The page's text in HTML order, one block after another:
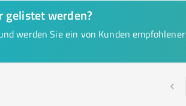
gelistet werden?
werden Sie ein von Kunden empfohlener